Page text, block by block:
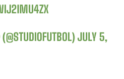
JULY 5,